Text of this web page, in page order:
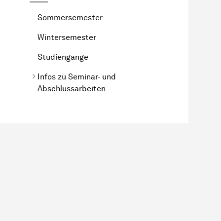
Sommersemester
Wintersemester
Studiengänge
Infos zu Seminar- und
Abschlussarbeiten